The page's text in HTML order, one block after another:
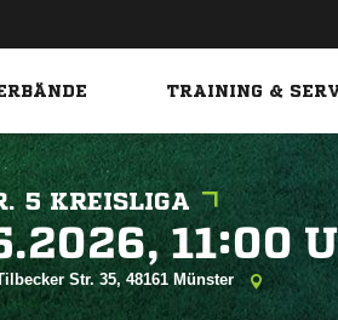
TRAINING &
5 KREISLIGA
 
Str. 35, 48161 Münster